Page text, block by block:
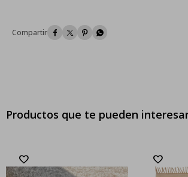
   
Productos que te pueden